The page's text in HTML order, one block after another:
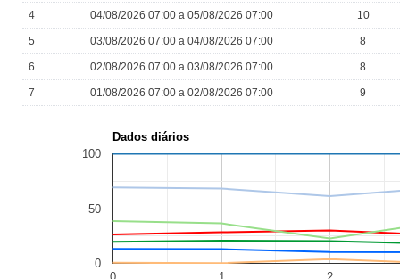
4 04/08/2026 07:00 a 05/08/2026 07:00 10
5 03/08/2026 07:00 a 04/08/2026 07:00 8
6 02/08/2026 07:00 a 03/08/2026 07:00 8
7 01/08/2026 07:00 a 02/08/2026 07:00 9
Dados diários
0
50
100